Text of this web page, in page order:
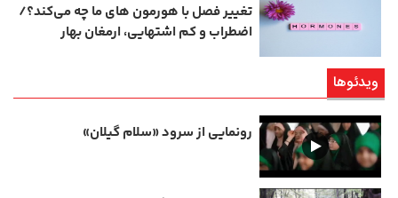
تغییر فصل با هورمون‌ های ما چه می‌کند؟/
اضطراب و کم‌ اشتهایی، ارمغان بهار
ویدئوها
رونمایی از سرود «سلام گیلان»